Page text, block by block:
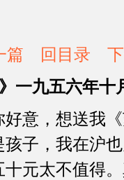
篇 回目录
》一九五六年
，想送我《
孩子，我在沪
十元太不值得